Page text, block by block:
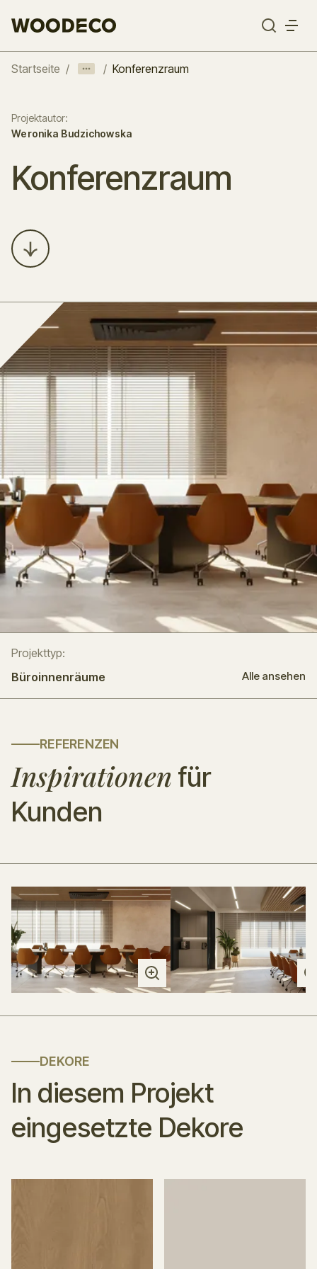
Startseite / / Konferenzraum
Projektautor:
Weronika Budzichowska
Konferenzraum
Projekttyp:
Büroinnenräume
Alle ansehen
REFERENZEN
Inspirationen für
Kunden
DEKORE
In diesem Projekt
eingesetzte Dekore